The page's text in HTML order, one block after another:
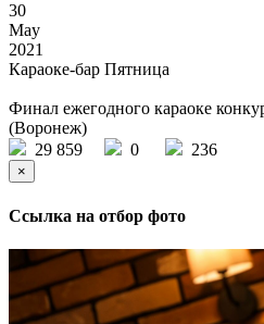
30
May
2021
Караоке-бар Пятница
Финал ежегодного караоке
(Воронеж)
29 859
0 236
×
Ссылка на отбор фото